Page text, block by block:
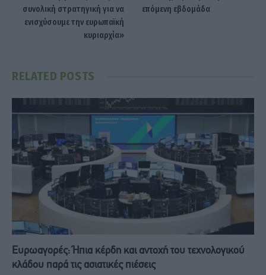
συνολική στρατηγική για να
ενισχύσουμε την ευρωπαϊκή
κυριαρχία»
επόμενη εβδομάδα
RELATED POSTS
Ευρωαγορές: Ήπια κέρδη και αντοχή του τεχνολογικού
κλάδου παρά τις ασιατικές πιέσεις